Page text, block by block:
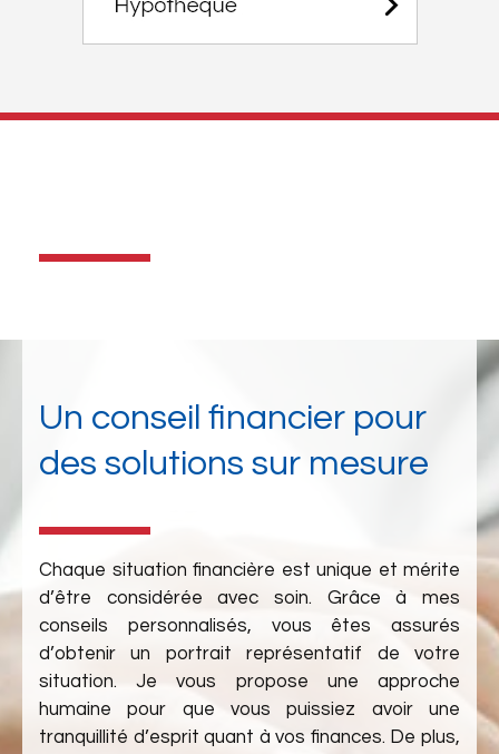
Un conseil financier pour
des solutions sur mesure
Chaque situation financière est unique et mérite
d’être considérée avec soin. Grâce à mes
conseils personnalisés, vous êtes assurés
d’obtenir un portrait représentatif de votre
situation. Je vous propose une approche
humaine pour que vous puissiez avoir une
tranquillité d’esprit quant à vos finances. De plus,